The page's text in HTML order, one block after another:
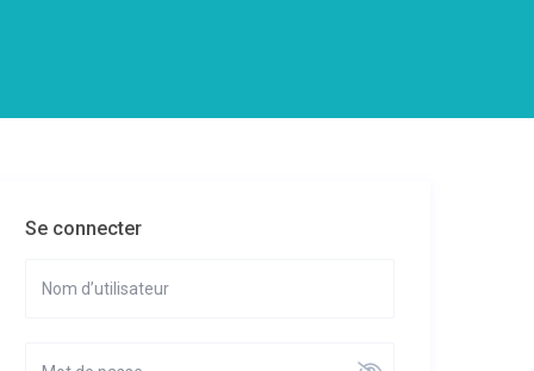
Se connecter